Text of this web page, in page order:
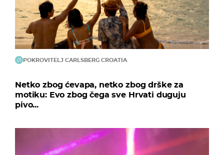
POKROVITELJ CARLSBERG CROATIA
Netko zbog ćevapa, netko zbog drške za
motiku: Evo zbog čega sve Hrvati duguju
pivo...